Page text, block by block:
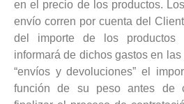
en el precio de los productos.
envío corren por cuenta del
del importe de los productos
informará de dichos gastos en
“envíos y devoluciones” el
función de su peso antes de